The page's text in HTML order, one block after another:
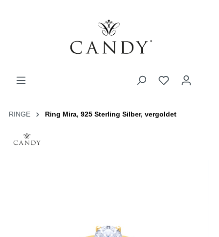
RINGE Ring Mira, 925 Sterling Silber, vergoldet